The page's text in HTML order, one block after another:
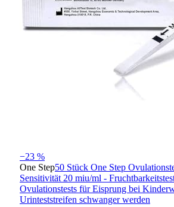
−23 %
One Step50 Stück One Step
Sensitivität 20 miu/ml -
Ovulationstests für Eisprung bei
Urinteststreifen schwanger werden